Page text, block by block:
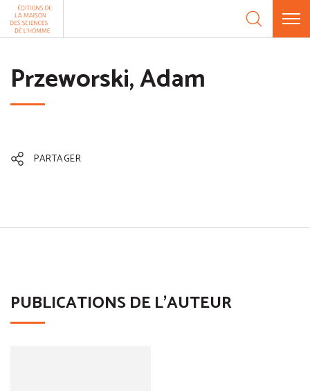
Aller au contenu
Przeworski, Adam
PARTAGER
PUBLICATIONS DE L'AUTEUR
Panneau de gestion des cookies